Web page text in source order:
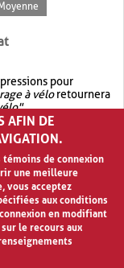
pour
à véloretournera
.
OR.garage OR vélo
garage à vélo
AFIN DE
de connexion
une meilleure
vous acceptez
aux conditions
en modifiant
le recours aux